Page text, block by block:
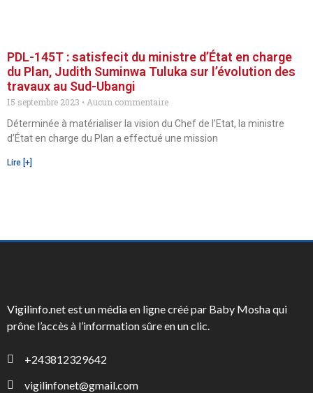
PDL-145T : satisfecit du ministre d’État en charge
du Plan, Judith Suminwa Tuluka sur l’évolution des
travaux au Sud-Ubangi
15 septembre 2023
Aucun commentaire
Déterminée à matérialiser la vision du Chef de l’Etat, la ministre
d’État en charge du Plan a effectué une mission
Lire [+]
Vigilinfo.net est un média en ligne créé par Baby Mosha qui
prône l’accès à l’information sûre en un clic.
+243812329642
vigilinfonet@gmail.com